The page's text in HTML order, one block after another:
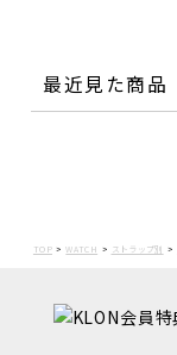
最近見た商品
TOP WATCH ストラップ別